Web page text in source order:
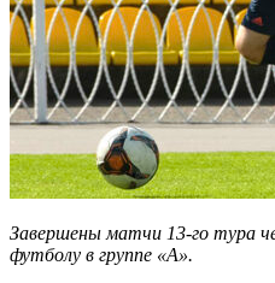
Завершены матчи 13-го тура
футболу в группе «А».